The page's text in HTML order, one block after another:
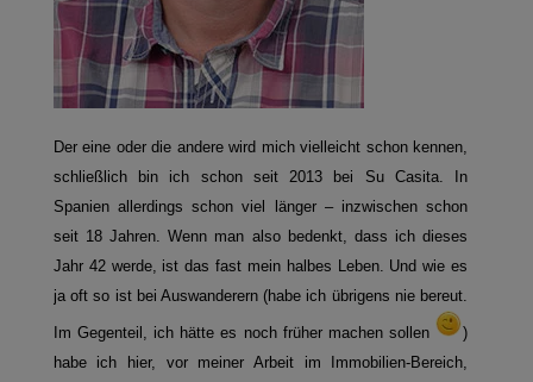
Der eine oder die andere wird mich vielleicht schon kennen,
schließlich bin ich schon seit 2013 bei Su Casita. In
Spanien allerdings schon viel länger – inzwischen schon
seit 18 Jahren. Wenn man also bedenkt, dass ich dieses
Jahr 42 werde, ist das fast mein halbes Leben. Und wie es
ja oft so ist bei Auswanderern (habe ich übrigens nie bereut.
Im Gegenteil, ich hätte es noch früher machen sollen
)
habe ich hier, vor meiner Arbeit im Immobilien-Bereich,